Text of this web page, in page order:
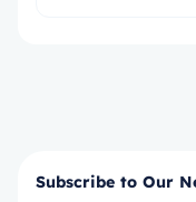
Subscribe to Our